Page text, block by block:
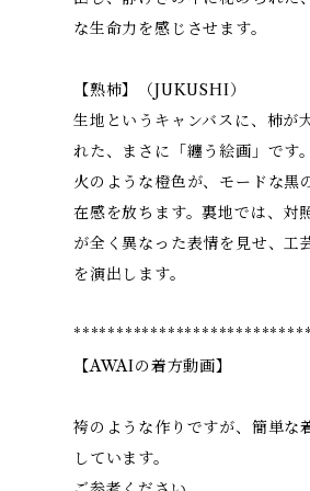
な生命力を感じさせます。
【熟柿】（JUKUSHI）
生地というキャンバスに、柿が
れた、まさに「纏う絵画」です
火のような橙色が、モードな黒
在感を放ちます。裏地では、対
が全く異なった表情を見せ、工
を演出します。
【AWAIの着方動画】
袴のような作りですが、簡単な
しています。